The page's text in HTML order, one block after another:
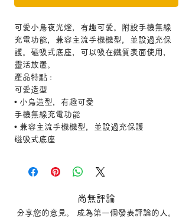
可愛小鳥夜光燈，有趣可愛。附設手機無線
充電功能，兼容主流手機機型，並設過充保
護。磁吸式底座，可以吸在鐵質表面使用，
靈活放置。
產品特點 :
可愛造型
• 小鳥造型，有趣可愛
手機無線充電功能
• 兼容主流手機機型，並設過充保護
磁吸式底座
設計與外型
• 材質: 合成纖維 (絕缘材料)
耗電量
尚無評論
分享您的意見。 成為第一個發表評論的人。